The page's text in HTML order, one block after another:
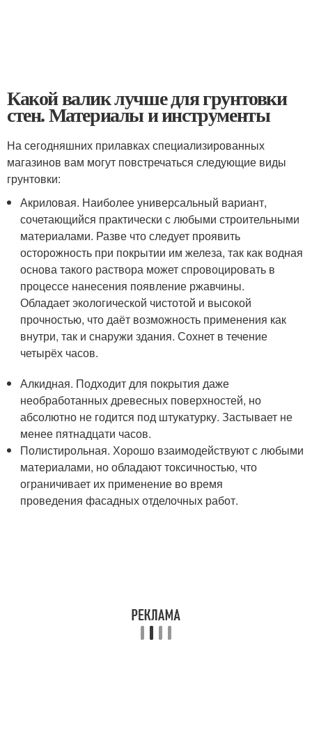
Какой валик лучше для грунтовки
стен. Материалы и инструменты
На сегодняшних прилавках специализированных
магазинов вам могут повстречаться следующие виды
грунтовки:
Акриловая. Наиболее универсальный вариант,
сочетающийся практически с любыми строительными
материалами. Разве что следует проявить
осторожность при покрытии им железа, так как водная
основа такого раствора может спровоцировать в
процессе нанесения появление ржавчины.
Обладает экологической чистотой и высокой
прочностью, что даёт возможность применения как
внутри, так и снаружи здания. Сохнет в течение
четырёх часов.
Алкидная. Подходит для покрытия даже
необработанных древесных поверхностей, но
абсолютно не годится под штукатурку. Застывает не
менее пятнадцати часов.
Полистирольная. Хорошо взаимодействуют с любыми
материалами, но обладают токсичностью, что
ограничивает их применение во время
проведения фасадных отделочных работ.